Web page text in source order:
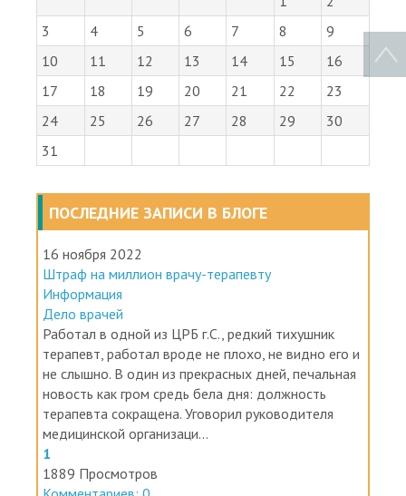
1
2
3
4 5 6 7 8
9
10
11 12 13 14 15
16
17
18 19 20 21 22
23
24
16 ноября 2022
Штраф на миллион врачу-терапевту
Информация
Дело врачей
Работал в одной из ЦРБ г.С., редкий тихушник
терапевт, работал вроде не плохо, не видно его и
не слышно. В один из прекрасных дней, печальная
новость как гром средь бела дня: должность
терапевта сокращена. Уговорил руководителя
медицинской организаци...
1